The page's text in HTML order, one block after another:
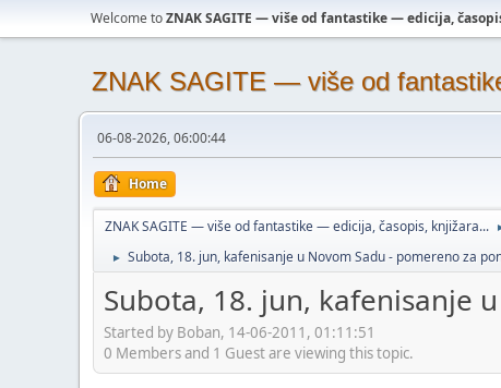
Welcome toZNAK SAGITE — više od fantastike — edicija,
ZNAK SAGITE — više od
06-08-2026, 06:00:44
Home
ZNAK SAGITE — više od fantastike — edicija, časopis, knjižara...
► Subota, 18. jun, kafenisanje u Novom Sadu - pomereno za
Subota, 18. jun, kafenisanje
Started by Boban, 14-06-2011, 01:11:51
0 Members and 1 Guest are viewing this topic.